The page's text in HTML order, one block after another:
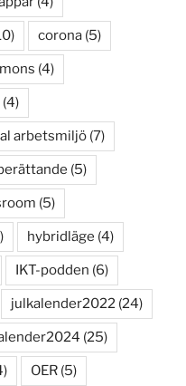
corona (5)
(4)
(4)
arbetsmiljö (7)
(5)
(5)
hybridläge (4)
IKT-podden (6)
julkalender2022 (24)
(25)
OER (5)